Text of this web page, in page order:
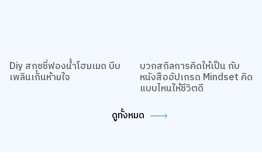
Diy สกุชชี่ฟองน้ำโฮมเมด บีบ
เพลินเกินห้ามใจ
บวกสกิลการคิดให้เป็น กับ
หนังสืออัปเกรด Mindset คิด
แบบไหนให้ชีวิตดี
ดูทั้งหมด